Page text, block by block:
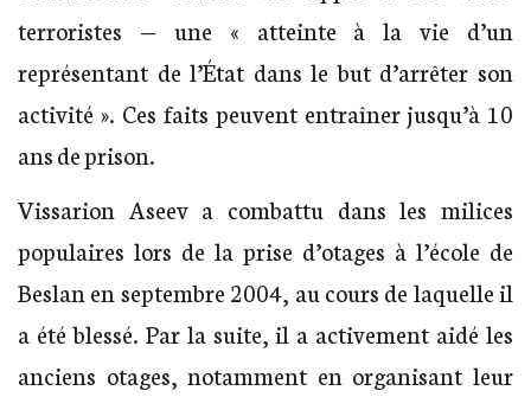
terroristes — une « atteinte à la vie d’un
représentant de l’État dans le but d’arrêter son
activité ». Ces faits peuvent entraîner jusqu’à 10
ans de prison.
Vissarion Aseev a combattu dans les milices
populaires lors de la prise d’otages à l’école de
Beslan en septembre 2004, au cours de laquelle il
a été blessé. Par la suite, il a activement aidé les
anciens otages, notamment en organisant leur